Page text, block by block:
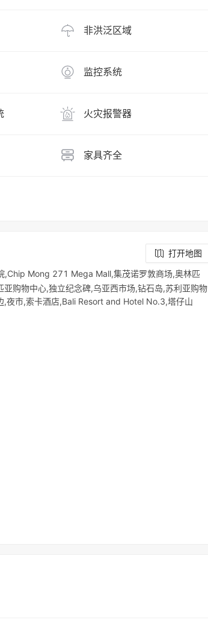
非洪泛区域
监控系统
火灾报警器
家具齐全
打开地图
,Chip Mong 271 Mega Mall,集茂诺罗敦商场,奥林匹
购物中心,独立纪念碑,乌亚西市场,钻石岛,苏利亚购物
夜市,索卡酒店,Bali Resort and Hotel No.3,塔仔山